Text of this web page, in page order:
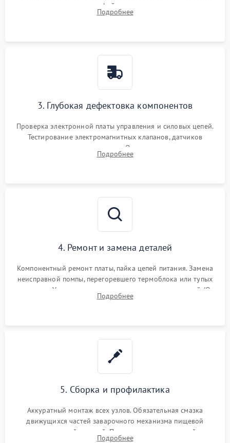
внутренних узлов от кофейных масел, жмыха и накипи.
Промывка дренажных каналов и фильтров с использованием
Подробнее
3. Глубокая дефектовка компонентов
Проверка электронной платы управления и силовых цепей.
Тестирование электромагнитных клапанов, датчиков
температуры и расходомера. Оценка степени износа
жерновов кофемолки, уплотнительных колец гидросистемы
Подробнее
4. Ремонт и замена деталей
Компонентный ремонт платы, пайка цепей питания. Замена
неисправной помпы, перегоревшего термоблока или тупых
жерновов. Установка новых силиконовых уплотнителей (O-
ring) и тефлоновых трубок для надежного устранения
Подробнее
5. Сборка и профилактика
Аккуратный монтаж всех узлов. Обязательная смазка
движущихся частей заварочного механизма пищевой
силиконовой смазкой. Проведение программной
Подробнее